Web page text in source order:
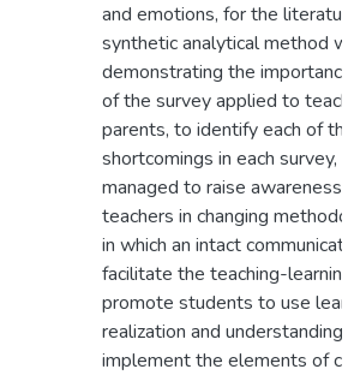
and emotions, for the
synthetic analytical method
demonstrating the importance
of the survey applied to
parents, to identify each of
shortcomings in each survey,
managed to raise awareness
teachers in changing
in which an intact
facilitate the teaching-learning
promote students to use
realization and understanding
implement the elements of